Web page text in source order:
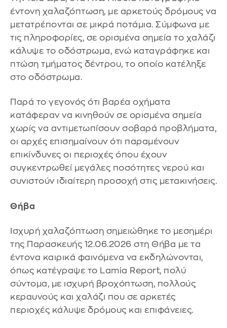
έντονη χαλαζόπτωση, με αρκετούς δρόμους να
μετατρέπονται σε μικρά ποτάμια. Σύμφωνα με
τις πληροφορίες, σε ορισμένα σημεία το χαλάζι
κάλυψε το οδόστρωμα, ενώ καταγράφηκε και
πτώση τμήματος δέντρου, το οποίο κατέληξε
στο οδόστρωμα.
Παρά το γεγονός ότι βαρέα οχήματα
κατάφεραν να κινηθούν σε ορισμένα σημεία
χωρίς να αντιμετωπίσουν σοβαρά προβλήματα,
οι αρχές επισημαίνουν ότι παραμένουν
επικίνδυνες οι περιοχές όπου έχουν
συγκεντρωθεί μεγάλες ποσότητες νερού και
συνιστούν ιδιαίτερη προσοχή στις μετακινήσεις.
Θήβα
Ισχυρή χαλαζόπτωση σημειώθηκε το μεσημέρι
της Παρασκευής 12.06.2026 στη Θήβα με τα
έντονα καιρικά φαινόμενα να εκδηλώνονται,
όπως κατέγραψε το Lamia Report, πολύ
σύντομα, με ισχυρή βροχόπτωση, πολλούς
κεραυνούς και χαλάζι που σε αρκετές
περιοχές κάλυψε δρόμους και επιφάνειες.